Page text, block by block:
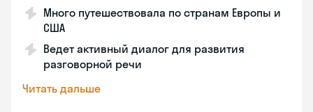
Много путешествовала по странам Европы и
США
Ведет активный диалог для развития
разговорной речи
Читать дальше